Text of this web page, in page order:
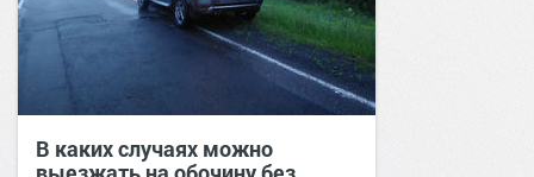
В каких случаях можно